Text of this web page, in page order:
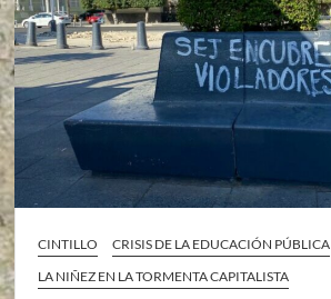
CINTILLO CRISIS DE LA EDUCACIÓN PÚBLICA
LA NIÑEZ EN LA TORMENTA CAPITALISTA